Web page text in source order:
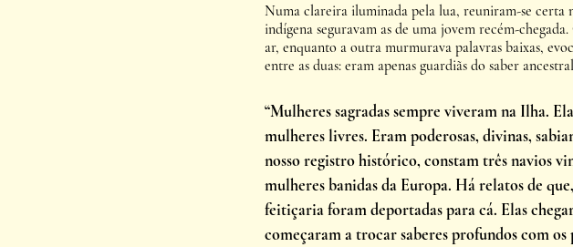
Numa clareira iluminada pela lua, reuniram-se certa
indígena seguravam as de uma jovem recém-
ar, enquanto a outra murmurava palavras baixas,
entre as duas: eram apenas guardiãs do saber
“Mulheres sagradas sempre viveram na Ilha.
mulheres livres. Eram poderosas, divinas,
nosso registro histórico, constam três navios
mulheres banidas da Europa. Há relatos de
feitiçaria foram deportadas para cá. Elas
começaram a trocar saberes profundos com